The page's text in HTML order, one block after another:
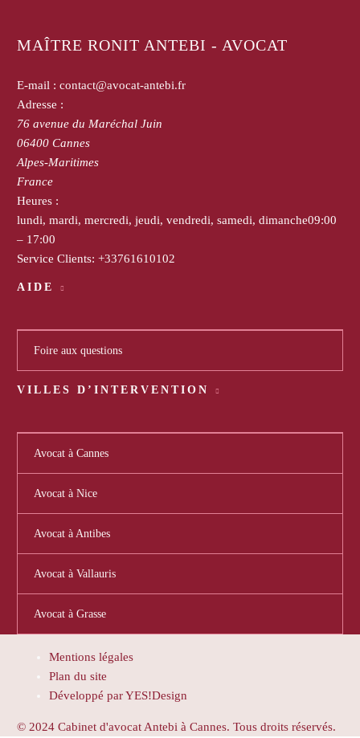
MAÎTRE RONIT ANTEBI - AVOCAT
E-mail : contact@avocat-antebi.fr
Adresse :
76 avenue du Maréchal Juin
06400 Cannes
Alpes-Maritimes
France
Heures :
lundi, mardi, mercredi, jeudi, vendredi, samedi, dimanche09:00
– 17:00
Service Clients: +33761610102
AIDE
Foire aux questions
VILLES D’INTERVENTION
Avocat à Cannes
Avocat à Nice
Avocat à Antibes
Avocat à Vallauris
Avocat à Grasse
Mentions légales
Plan du site
Développé par YES!Design
© 2024 Cabinet d'avocat Antebi à Cannes. Tous droits réservés.